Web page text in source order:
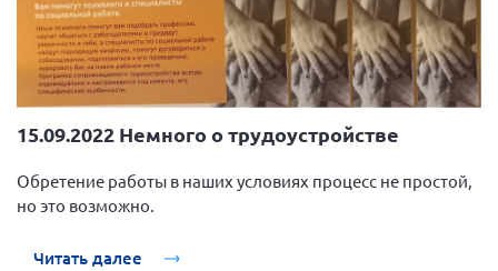
15.09.2022 Немного о трудоустройстве
Обретение работы в наших условиях процесс не простой,
но это возможно.
Читать далее